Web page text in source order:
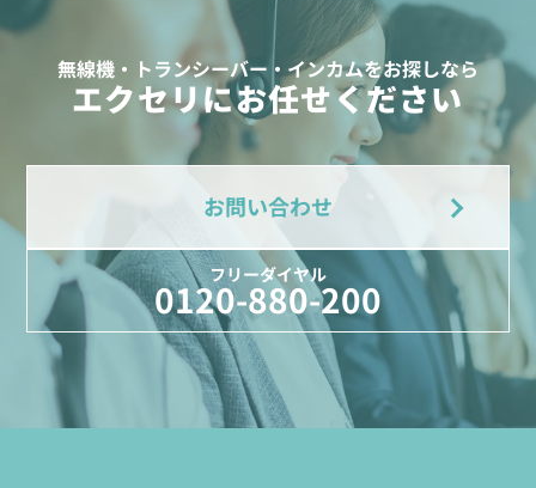
無線機・トランシーバー・インカムをお探しなら
エクセリにお任せください
お問い合わせ
フリーダイヤル
0120-880-200